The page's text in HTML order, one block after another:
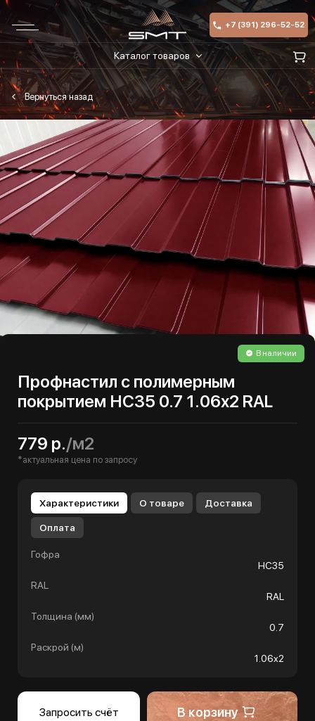
+7 (391) 296-52-52
Каталог товаров
В наличии
Профнастил с полимерным
покрытием НС35 0.7 1.06х2 RAL
779 р./м2
*актуальная цена по запросу
Характеристики О товаре Доставка
Оплата
Гофра
НС35
RAL
RAL
Толщина (мм)
0.7
Раскрой (м)
1.06х2
Запросить счёт В корзину